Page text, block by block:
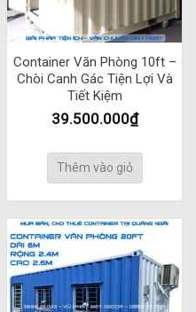
Container Văn Phòng 10ft –
Chòi Canh Gác Tiện Lợi Và
Tiết Kiệm
39.500.000₫
Thêm vào giỏ